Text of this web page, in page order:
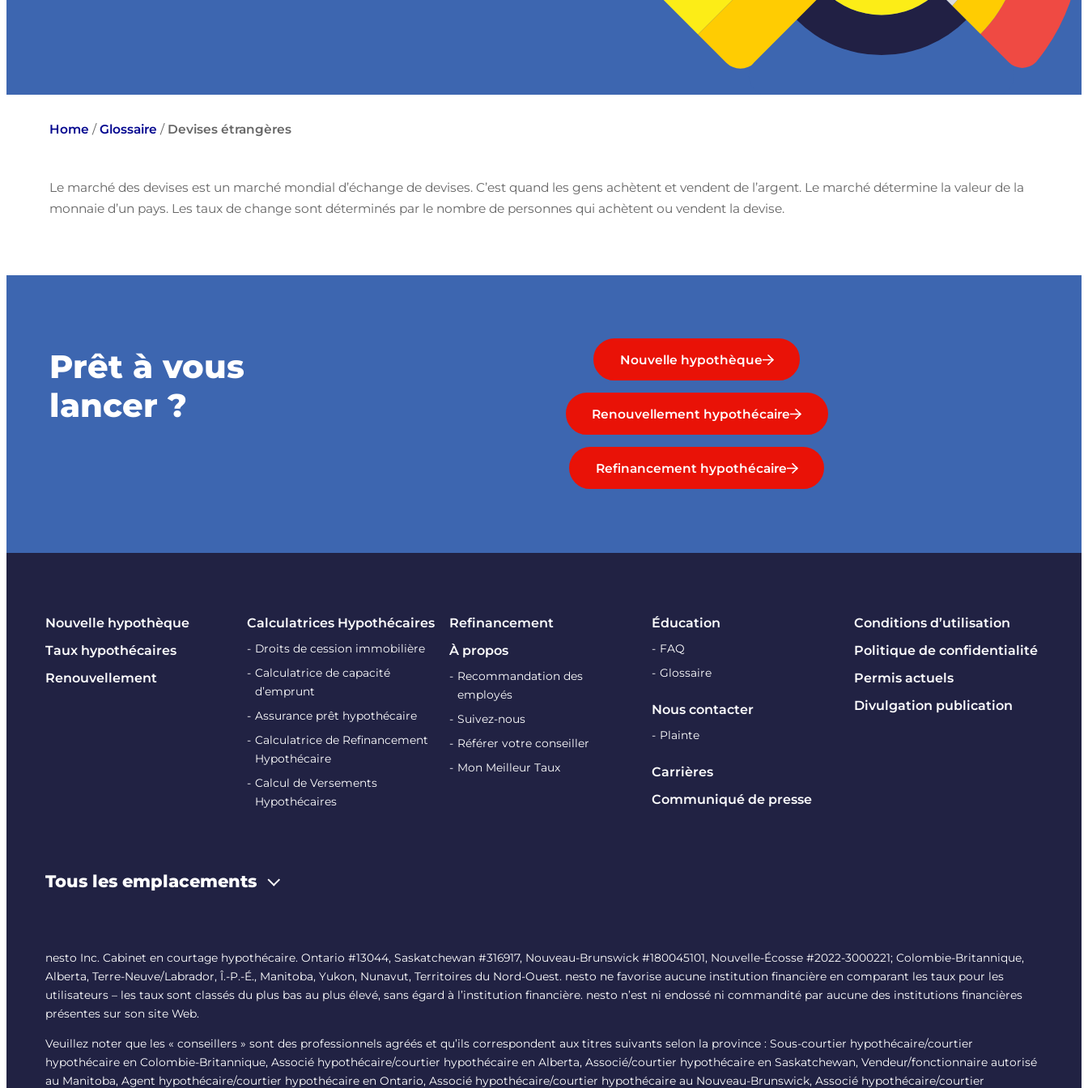
Home /Glossaire / Devises étrangères
Le marché des devises est un marché mondial d’échange de devises. C’est quand les gens achètent et vendent de l’argent. Le marché détermine la valeur de la
monnaie d’un pays. Les taux de change sont déterminés par le nombre de personnes qui achètent ou vendent la devise.
Prêt à vous
lancer ?
Nouvelle hypothèque
Renouvellement hypothécaire
Refinancement hypothécaire
Nouvelle hypothèque
Taux hypothécaires
Renouvellement
Calculatrices Hypothécaires
Droits de cession immobilière
Calculatrice de capacité
d’emprunt
Assurance prêt hypothécaire
Calculatrice de Refinancement
Hypothécaire
Calcul de Versements
Hypothécaires
Refinancement
À propos
Recommandation des
employés
Suivez-nous
Référer votre conseiller
Mon Meilleur Taux
Éducation
FAQ
Glossaire
Nous contacter
Plainte
Carrières
Communiqué de presse
Conditions d’utilisation
Politique de confidentialité
Permis actuels
Divulgation publication
Tous les emplacements
nesto Inc. Cabinet en courtage hypothécaire. Ontario #13044, Saskatchewan #316917, Nouveau-Brunswick #180045101, Nouvelle-Écosse #2022-3000221; Colombie-Britannique,
Alberta, Terre-Neuve/Labrador, Î.-P.-É., Manitoba, Yukon, Nunavut, Territoires du Nord-Ouest. nesto ne favorise aucune institution financière en comparant les taux pour les
utilisateurs – les taux sont classés du plus bas au plus élevé, sans égard à l’institution financière. nesto n’est ni endossé ni commandité par aucune des institutions financières
présentes sur son site Web.
Veuillez noter que les « conseillers » sont des professionnels agréés et qu’ils correspondent aux titres suivants selon la province : Sous-courtier hypothécaire/courtier
hypothécaire en Colombie-Britannique, Associé hypothécaire/courtier hypothécaire en Alberta, Associé/courtier hypothécaire en Saskatchewan, Vendeur/fonctionnaire autorisé
au Manitoba, Agent hypothécaire/courtier hypothécaire en Ontario, Associé hypothécaire/courtier hypothécaire au Nouveau-Brunswick, Associé hypothécaire/courtier